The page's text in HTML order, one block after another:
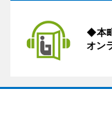
◆本
オン